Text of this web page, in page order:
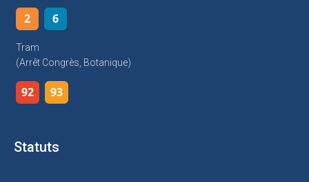
2 6
Tram
(arrêt Congrès, Botanique)
92 93
Statuts